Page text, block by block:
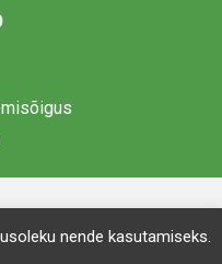
nende kasutamiseks.